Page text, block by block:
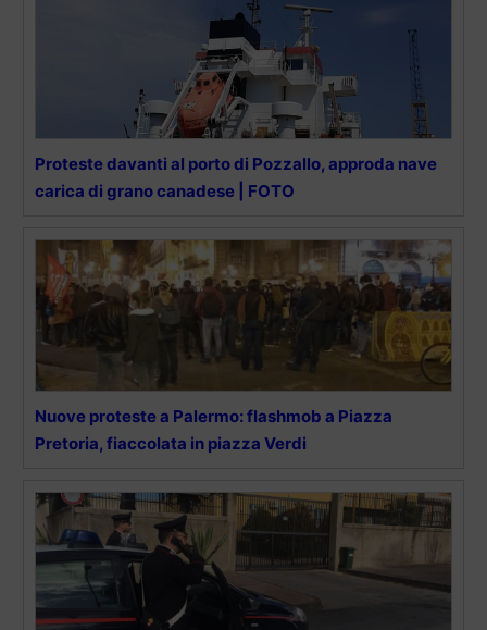
Proteste davanti al porto di Pozzallo, approda nave
carica di grano canadese | FOTO
Nuove proteste a Palermo: flashmob a Piazza
Pretoria, fiaccolata in piazza Verdi